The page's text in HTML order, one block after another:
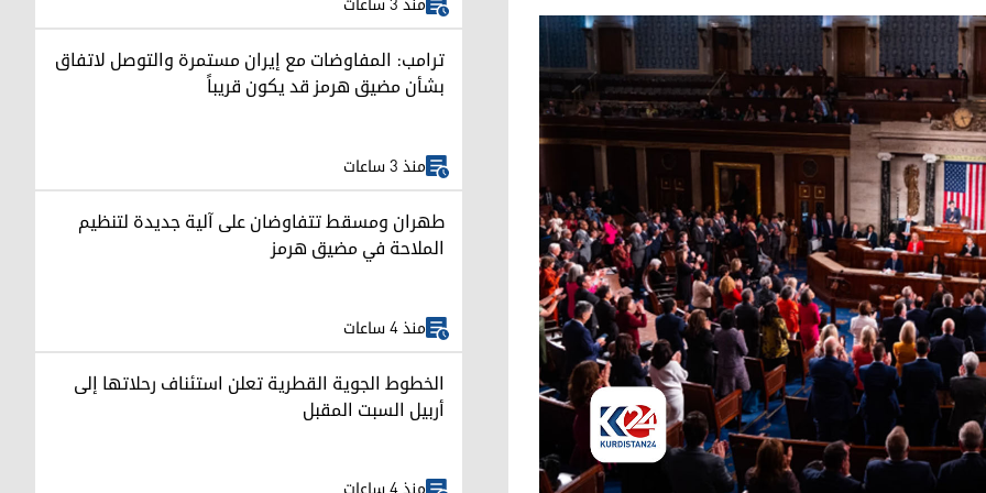
ترامب: المفاوضات مع إيران مستمرة والتوصل لاتفاق
بشأن مضيق هرمز قد يكون قريباً
منذ 3 ساعات
طهران ومسقط تتفاوضان على آلية جديدة لتنظيم
الملاحة في مضيق هرمز
منذ 4 ساعات
الخطوط الجوية القطرية تعلن استئناف رحلاتها إلى
أربيل السبت المقبل